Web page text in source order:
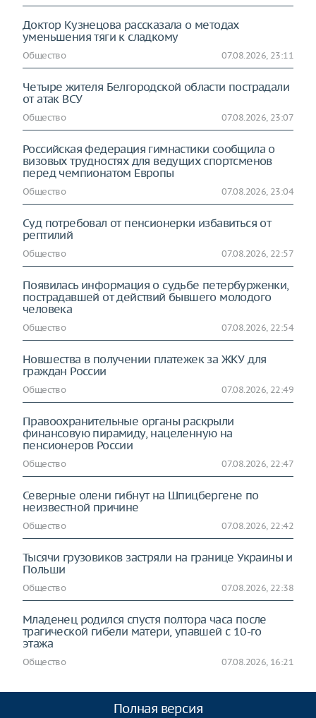
Доктор Кузнецова рассказала о методах
уменьшения тяги к сладкому
Общество 07.08.2026, 23:11
Четыре жителя Белгородской области пострадали
от атак ВСУ
Общество 07.08.2026, 23:07
Российская федерация гимнастики сообщила о
визовых трудностях для ведущих спортсменов
перед чемпионатом Европы
Общество 07.08.2026, 23:04
Суд потребовал от пенсионерки избавиться от
рептилий
Общество 07.08.2026, 22:57
Появилась информация о судьбе петербурженки,
пострадавшей от действий бывшего молодого
человека
Общество 07.08.2026, 22:54
Новшества в получении платежек за ЖКУ для
граждан России
Общество 07.08.2026, 22:49
Правоохранительные органы раскрыли
финансовую пирамиду, нацеленную на
пенсионеров России
Общество 07.08.2026, 22:47
Северные олени гибнут на Шпицбергене по
неизвестной причине
Общество 07.08.2026, 22:42
Тысячи грузовиков застряли на границе Украины и
Польши
Общество 07.08.2026, 22:38
Младенец родился спустя полтора часа после
трагической гибели матери, упавшей с 10-го
этажа
Общество 07.08.2026, 16:21
Полная версия